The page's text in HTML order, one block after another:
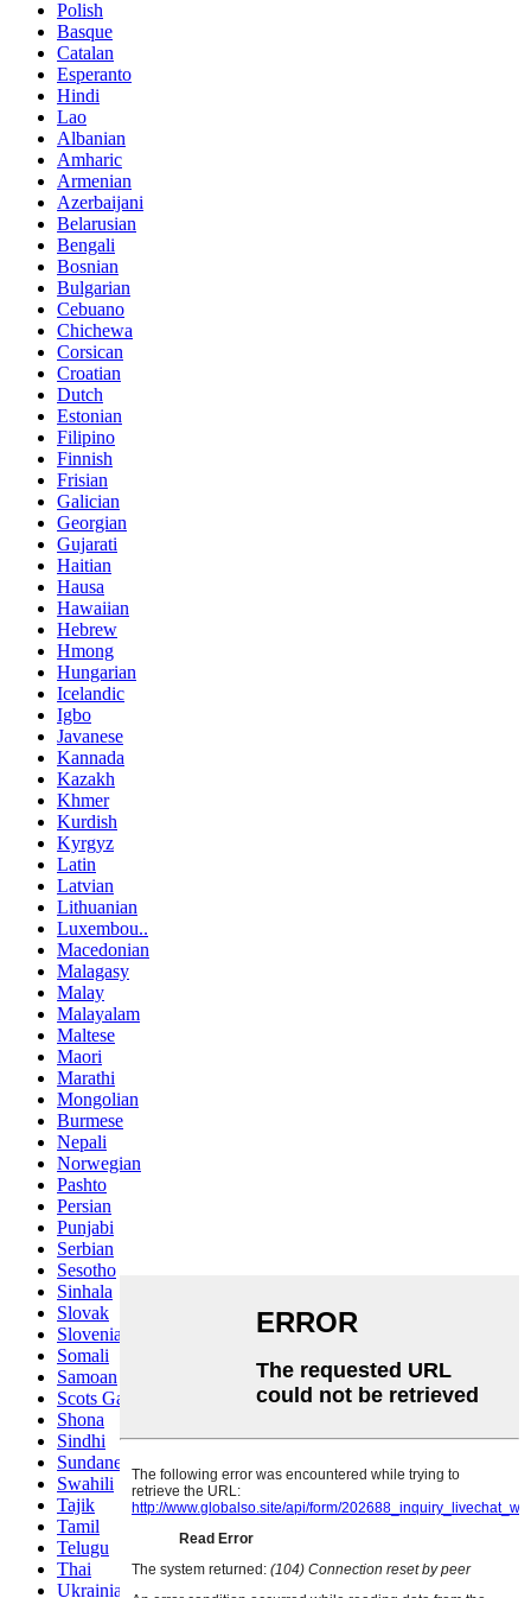
Polish
Basque
Catalan
Esperanto
Hindi
Lao
Albanian
Amharic
Armenian
Azerbaijani
Belarusian
Bengali
Bosnian
Bulgarian
Cebuano
Chichewa
Corsican
Croatian
Dutch
Estonian
Filipino
Finnish
Frisian
Galician
Georgian
Gujarati
Haitian
Hausa
Hawaiian
Hebrew
Hmong
Hungarian
Icelandic
Igbo
Javanese
Kannada
Kazakh
Khmer
Kurdish
Kyrgyz
Latin
Latvian
Lithuanian
Luxembou..
Macedonian
Malagasy
Malay
Malayalam
Maltese
Maori
Marathi
Mongolian
Burmese
Nepali
Norwegian
Pashto
Persian
Punjabi
Serbian
Sesotho
Sinhala
Slovak
Slovenian
Somali
Samoan
Scots Gaelic
Shona
Sindhi
Sundanese
Swahili
Tajik
Tamil
Telugu
Thai
Ukrainian